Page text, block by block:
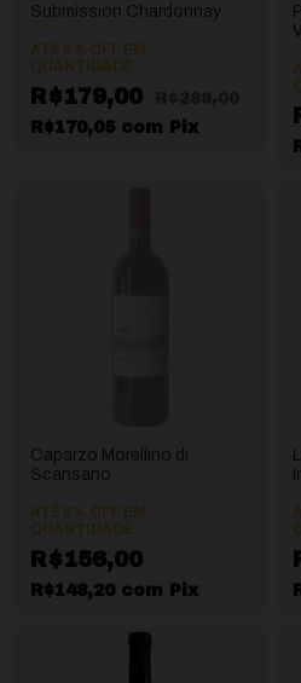
Submission Chardonnay
ATÉ 8% OFF EM
QUANTIDADE
R$179,00
R$170,05 com Pix
Caparzo Morellino di
Scansano
ATÉ 8% OFF EM
QUANTIDADE
R$156,00
R$148,20 com Pix